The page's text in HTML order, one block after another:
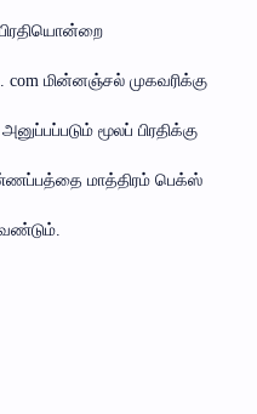
com மின்னஞ்சல் முகவரிக்கு
மூலப் பிரதிக்கு
மாத்திரம் பெக்ஸ்